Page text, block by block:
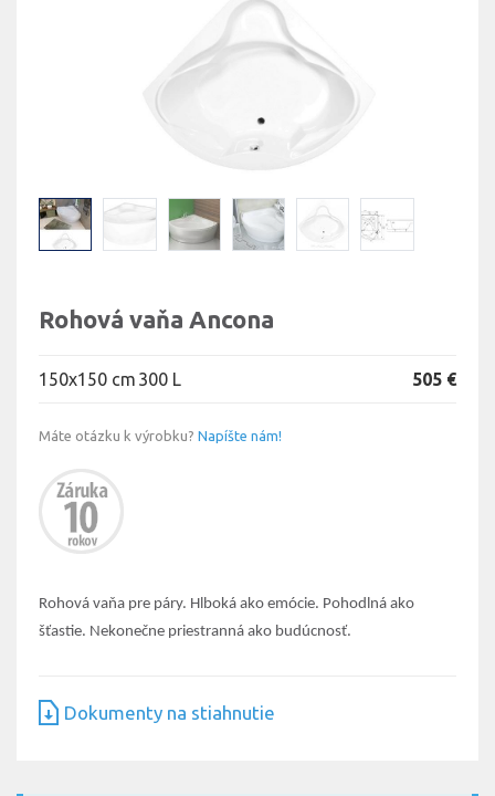
Rohová vaňa Ancona
150x150 cm 300 L 505 €
Máte otázku k výrobku? Napíšte nám!
Rohová vaňa pre páry. Hlboká ako emócie. Pohodlná ako
šťastie. Nekonečne priestranná ako budúcnosť.
Dokumenty na stiahnutie